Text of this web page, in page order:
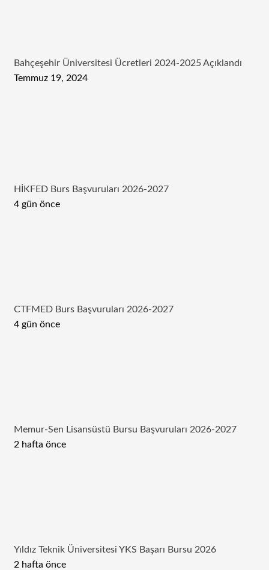
Bahçeşehir Üniversitesi Ücretleri 2024-2025 Açıklandı
Temmuz 19, 2024
HİKFED Burs Başvuruları 2026-2027
4 gün önce
CTFMED Burs Başvuruları 2026-2027
4 gün önce
Memur-Sen Lisansüstü Bursu Başvuruları 2026-2027
2 hafta önce
Yıldız Teknik Üniversitesi YKS Başarı Bursu 2026
2 hafta önce